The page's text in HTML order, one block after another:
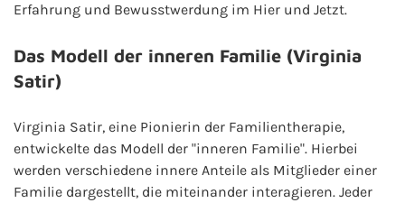
Erfahrung und Bewusstwerdung im Hier und Jetzt.
Das Modell der inneren Familie (Virginia
Satir)
Virginia Satir, eine Pionierin der Familientherapie,
entwickelte das Modell der "inneren Familie". Hierbei
werden verschiedene innere Anteile als Mitglieder einer
Familie dargestellt, die miteinander interagieren. Jeder